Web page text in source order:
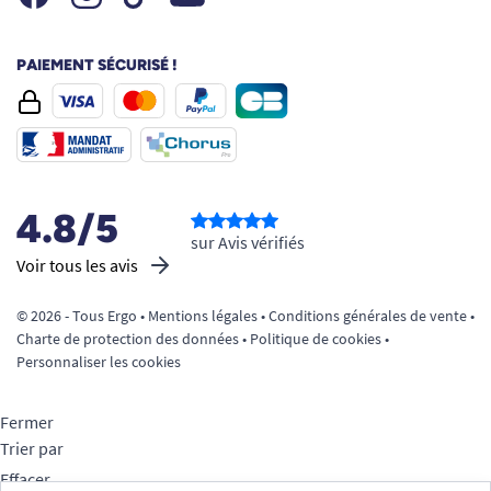
pour une manipulation rapide et intuitive :
déployez ou repliez la palette en quelques
secondes, sans besoin d’outil ni d’effort
particulier.
matériaux robustes et durables, conserve
son aspect dans le temps et s’entretient
facilement avec un chiffon doux.
de vie optimale, conçues pour supporter de
multiples déplacements sur divers types de
Ainsi, vous minimisez le temps d’entretien et
maximisez la tranquillité d’esprit.
PAIEMENT SÉCURISÉ !
4.8/5
Voir tous les avis
sur Avis vérifiés
© 2026 - Tous Ergo • Mentions légales•Conditions générales de vente•
Charte de protection des données• Politique de cookies•
Personnaliser les cookies
Fermer
Trier par
Effacer